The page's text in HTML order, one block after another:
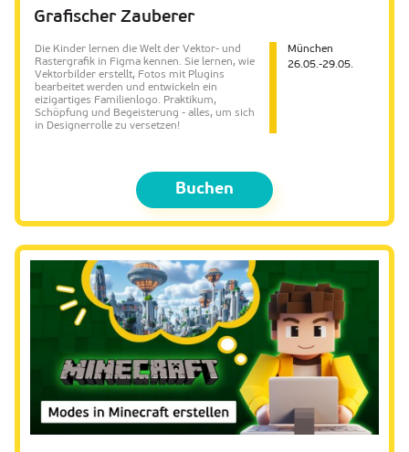
Grafischer Zauberer
Die Kinder lernen die Welt der Vektor- und
Rastergrafik in Figma kennen. Sie lernen, wie
Vektorbilder erstellt, Fotos mit Plugins
bearbeitet werden und entwickeln ein
eizigartiges Familienlogo. Praktikum,
Schöpfung und Begeisterung - alles, um sich
in Designerrolle zu versetzen!
München
26.05.-29.05.
Buchen